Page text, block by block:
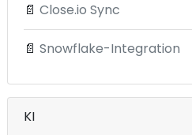
📄 Close.io Sync
📄 Snowflake-Integration
KI